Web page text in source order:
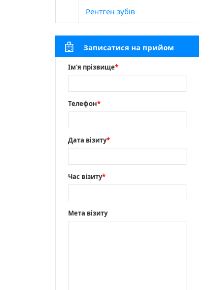
Рентген зубів
Записатися на прийом
Ім'я прізвище*
Телефон*
Дата візиту*
Час візиту*
Мета візиту